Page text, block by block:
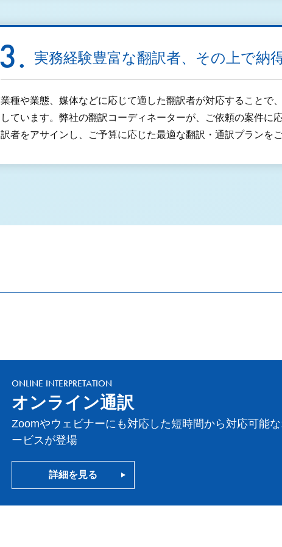
実務経験豊富な翻訳者、その上で納
業種や業態、媒体などに応じて適した翻訳者が対応することで
しています。弊社の翻訳コーディネーターが、ご依頼の案件に
訳者をアサインし、ご予算に応じた最適な翻訳・通訳プランをご
ONLINE INTERPRETATION
オンライン通訳
Zoomやウェビナーにも対応した短時間から対応可能
ービスが登場
詳細を見る